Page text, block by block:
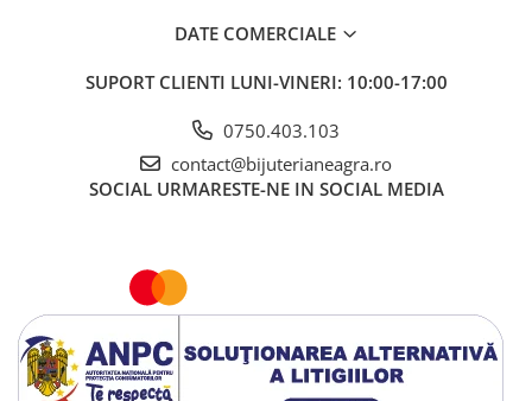
DATE COMERCIALE
SUPORT CLIENTI LUNI-VINERI: 10:00-17:00
0750.403.103
contact@bijuterianeagra.ro
SOCIAL URMARESTE-NE IN SOCIAL MEDIA